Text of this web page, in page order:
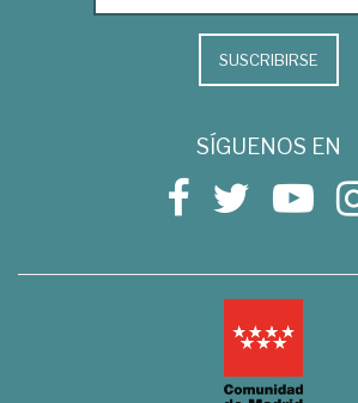
SUSCRIBIRSE
SÍGUENOS EN